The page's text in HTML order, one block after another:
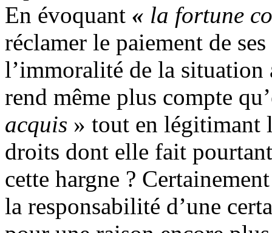
En évoquant « la fortune
réclamer le paiement de
l’immoralité de la situation
rend même plus compte
acquis » tout en légitimant
droits dont elle fait
cette hargne ?
la responsabilité d’une